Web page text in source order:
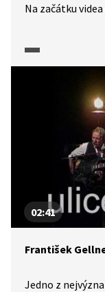
Na začátku
02:41
František
Jedno z